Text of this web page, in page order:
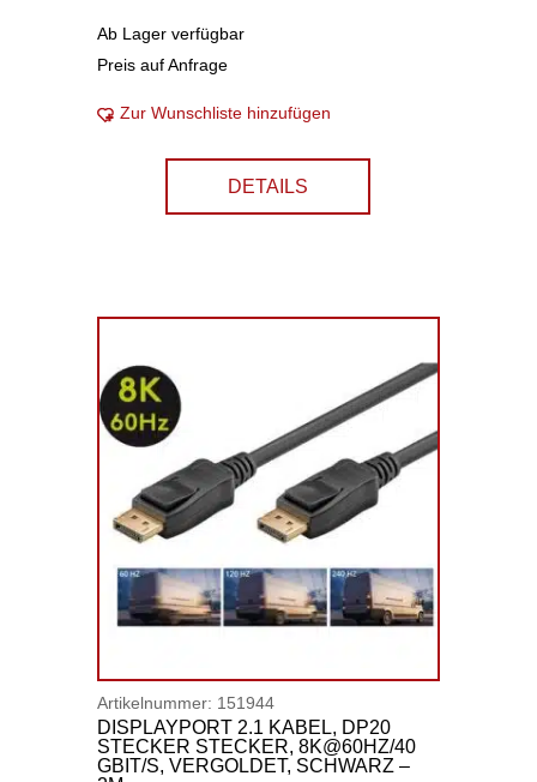
Ab Lager verfügbar
Preis auf Anfrage
Zur Wunschliste hinzufügen
DETAILS
Artikelnummer: 151944
DISPLAYPORT 2.1 KABEL, DP20
STECKER STECKER, 8K@60HZ/40
GBIT/S, VERGOLDET, SCHWARZ –